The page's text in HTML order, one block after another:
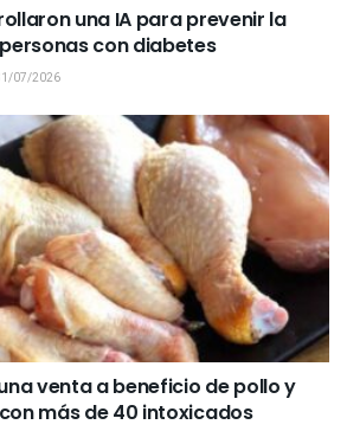
una IA para prevenir la
con diabetes
07/2026
venta a beneficio de pollo y
más de 40 intoxicados